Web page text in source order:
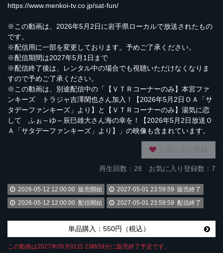
https://www.menkoi-tv.co.jp/sat-fun/
※この動画は、2026年5月2日に岩手県ローカルで放送されたもの
です。
※配信用に一部を変更しております。予めご了承ください。
※配信期間は2027年5月1日まで
※配信終了後は、レンタル中の場合でも視聴いただけなくなりま
すので予めご了承ください。
※この動画は、別途配信中の「【ＶＴＲコーナーのみ】本宮ファ
ンキーズ トラジャ吉澤閑也さん加入！【2026年5月2日ＯＡ「サ
タデーファンキーズ」より】と【ＶＴＲコーナーのみ】湯気に恋
して ふぉ～ゆ～辰巳雄大さん海の幸を！【2026年5月2日放送Ｏ
Ａ「サタデーファンキーズ」より】」の映像も含まれています。
再生回数： 28 お気に入り登録数：7
2026-05-12 12:00:00 販売開始 2027-05-01 23:59:59 販売終了
2026-05-12 12:00:00 配信開始 2027-05-01 23:59:59 配信終了
単品購入：550円（税込）
この動画は2027年05月01日 23時59分に販売終了予定です。